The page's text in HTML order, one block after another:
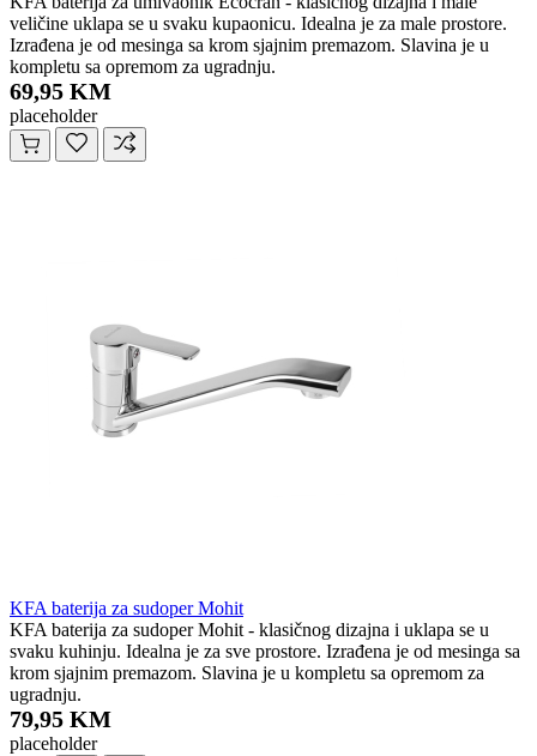
veličine uklapa se u svaku kupaonicu. Idealna je za male prostore.
Izrađena je od mesinga sa krom sjajnim premazom. Slavina je u
kompletu sa opremom za ugradnju.
69,95 KM
placeholder
KFA baterija za sudoper Mohit
KFA baterija za sudoper Mohit - klasičnog dizajna i uklapa se u
svaku kuhinju. Idealna je za sve prostore. Izrađena je od mesinga sa
krom sjajnim premazom. Slavina je u kompletu sa opremom za
ugradnju.
79,95 KM
placeholder